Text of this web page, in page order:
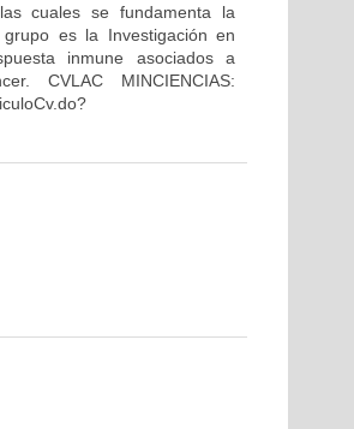
cuales se fundamenta la
es la Investigación en
inmune asociados a
CVLAC MINCIENCIAS: